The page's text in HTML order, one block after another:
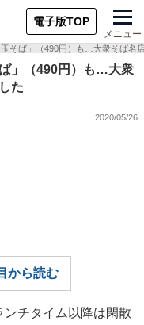
電子版TOP
メニュー
そば」（490円）も…大衆そば名
」（490円）も…大衆
た
2020/05/26
から読む
チタイム以降は閑散